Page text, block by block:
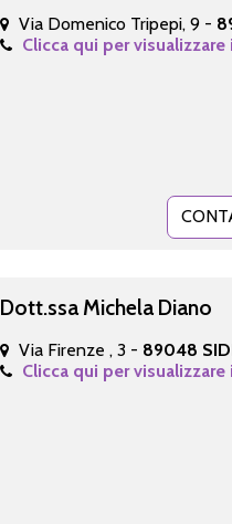
Via Domenico Tripepi, 9 -
Clicca qui per
Dott.ssa Michela Diano
Via Firenze , 3 - 89048
Clicca qui per